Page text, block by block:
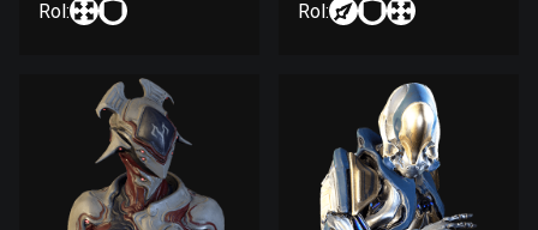
Rol: Rol: